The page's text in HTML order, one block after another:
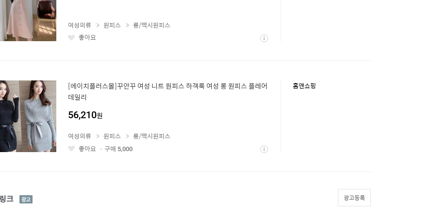
좋 상
여성의류 원피스
롱/맥시원피스
좋아요
[에이치플러스몰]꾸안꾸 여성 니트 원피스 하객룩 여성 롱 원피스 플레어
데일리
56,210원
홈앤쇼핑
좋 상
여성의류 원피스
롱/맥시원피스
좋아요
구매 5,000
크 광
고
광고등록